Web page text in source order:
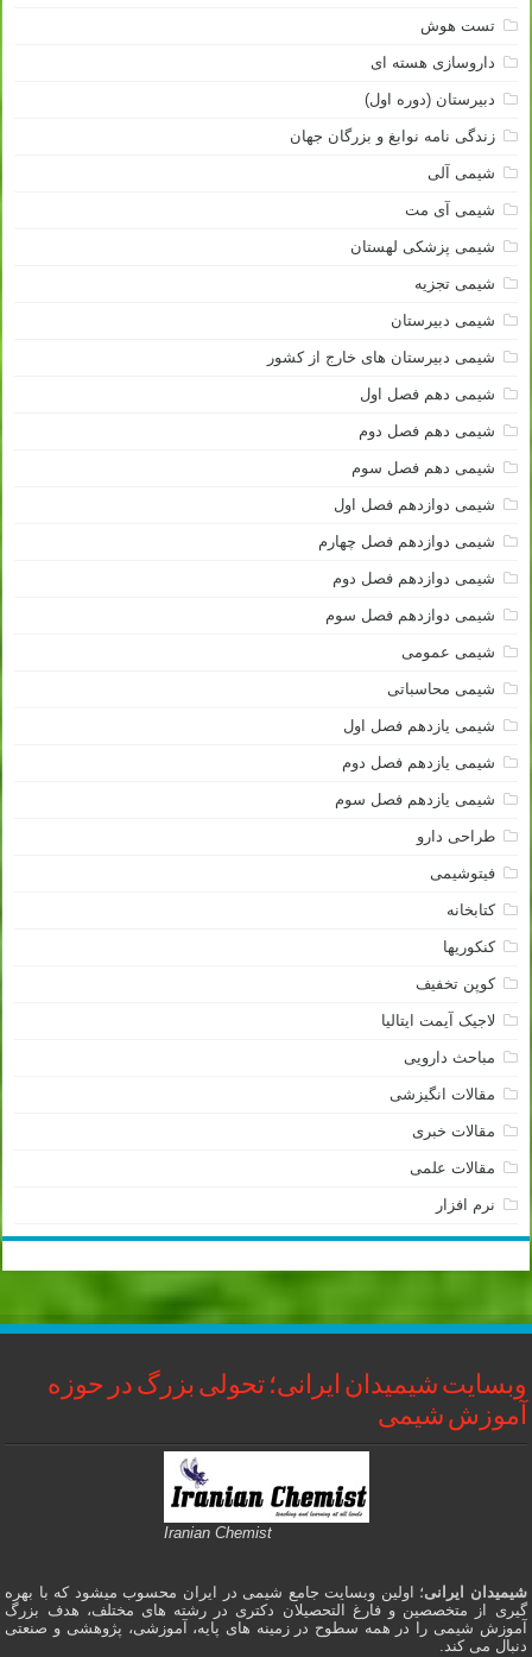
تست هوش
داروسازی هسته ای
دبیرستان (دوره اول)
زندگی نامه نوابغ و بزرگان جهان
شیمی آلی
شیمی آی مت
شیمی پزشکی لهستان
شیمی تجزیه
شیمی دبیرستان
شیمی دبیرستان های خارج از کشور
شیمی دهم فصل اول
شیمی دهم فصل دوم
شیمی دهم فصل سوم
شیمی دوازدهم فصل اول
شیمی دوازدهم فصل چهارم
شیمی دوازدهم فصل دوم
شیمی دوازدهم فصل سوم
شیمی عمومی
شیمی محاسباتی
شیمی یازدهم فصل اول
شیمی یازدهم فصل دوم
شیمی یازدهم فصل سوم
طراحی دارو
فیتوشیمی
کتابخانه
کنکوریها
کوپن تخفیف
لاجیک آیمت ایتالیا
مباحث دارویی
مقالات انگیزشی
مقالات خبری
مقالات علمی
نرم افزار
وبسایت شیمیدان ایرانی؛ تحولی بزرگ در حوزه
آموزش شیمی
Iranian Chemist
شیمیدان ایرانی؛ اولین وبسایت جامع شیمی در ایران محسوب میشود که با بهره
گیری از متخصصین و فارغ التحصیلان دکتری در رشته های مختلف، هدف بزرگ
آموزش شیمی را در همه سطوح در زمینه های پایه، آموزشی، پژوهشی و صنعتی
دنبال می کند.